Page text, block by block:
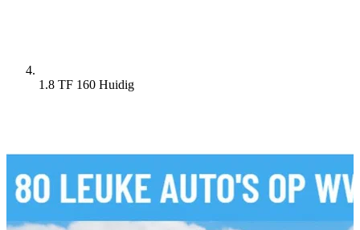
1.8 TF 160 Huidig